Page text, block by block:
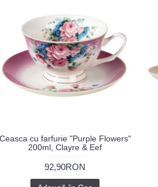
Ceasca cu farfurie "Purple Flowers"
200ml, Clayre & Eef
92,90RON